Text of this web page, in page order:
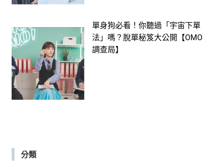
單身狗必看！你聽過「宇宙下單
法」嗎？脫單秘笈大公開【OMO
調查局】
分類